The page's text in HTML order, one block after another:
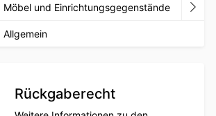
Möbel und Einrichtungsgegenstände
Allgemein
Rückgaberecht